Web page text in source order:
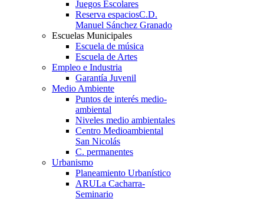
Juegos Escolares
Reserva espaciosC.D.
Manuel Sánchez Granado
Escuelas Municipales
Escuela de música
Escuela de Artes
Empleo e Industria
Garantía Juvenil
Medio Ambiente
Puntos de interés medio-
ambiental
Niveles medio ambientales
Centro Medioambiental
San Nicolás
C. permanentes
Urbanismo
Planeamiento Urbanístico
ARULa Cacharra-
Seminario